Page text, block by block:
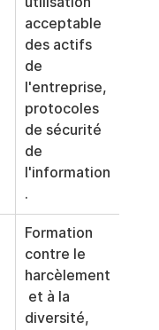
acceptable
des actifs
de
l'entreprise,
protocoles
de sécurité
de
l'information
.
Formation
contre le
harcèlement
et à la
diversité,